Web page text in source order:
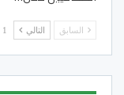
السابق التالي 1 من 2٬200